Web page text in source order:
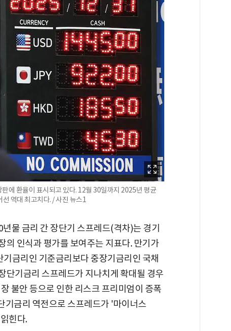
에 환율이 표시되고 있다. 12월 30일까지 2025년 평균
역대 최고치다. / 사진 뉴스1
물 금리 간 장단기 스프레드(격차)는 경기
의 인식과 평가를 보여주는 지표다. 만기가
금리인 기준금리보다 중장기금리인 국채
단기금리 스프레드가 지나치게 확대될 경우
불안 등으로 인한 리스크 프리미엄이 증폭
기금리 역전으로 스프레드가 '마이너스
힌다.